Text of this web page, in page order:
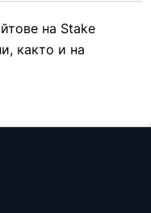
на Stake
както и на